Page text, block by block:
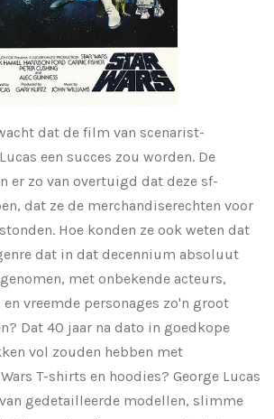
dat de film van scenarist-
een succes zou worden. De
er zo van overtuigd dat deze sf-
dat ze de merchandiserechten voor
Hoe konden ze ook weten dat
dat in dat decennium absoluut
met onbekende acteurs,
vreemde personages zo'n groot
Dat 40 jaar na dato in goedkope
vol zouden hebben met
T-shirts en hoodies? George Lucas
gedetailleerde modellen, slimme